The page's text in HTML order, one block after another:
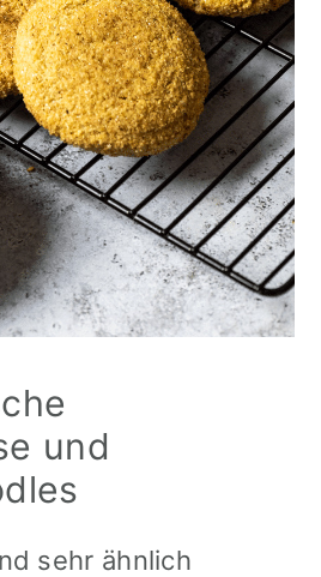
und
sehr ähnlich